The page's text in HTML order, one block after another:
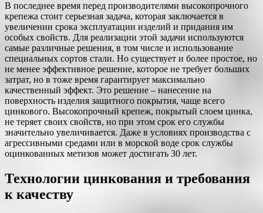
В последнее время перед производителями высокопрочного
крепежа стоит серьезная задача, которая заключается в
увеличении срока эксплуатации изделий и придания им
особых свойств. Для реализации этой задачи используются
самые различные решения, в том числе и использование
специальных сортов стали. Но существует и более простое, но
не менее эффективное решение, которое не требует больших
затрат, но в тоже время гарантирует максимально
качественный эффект. Это решение – нанесение на
поверхность изделия защитного покрытия, чаще всего
цинкового. Высокопрочный крепеж, покрытый слоем цинка,
не теряет своих свойств, но при этом срок его службы
значительно увеличивается. Даже в условиях производства с
агрессивными средами или в морской воде срок службы
оцинкованных метизов может достигать 30 лет.
Технологии цинкования и требования
к качеству